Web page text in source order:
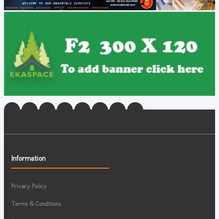
Information
Privacy Policy
Terms & Conditions